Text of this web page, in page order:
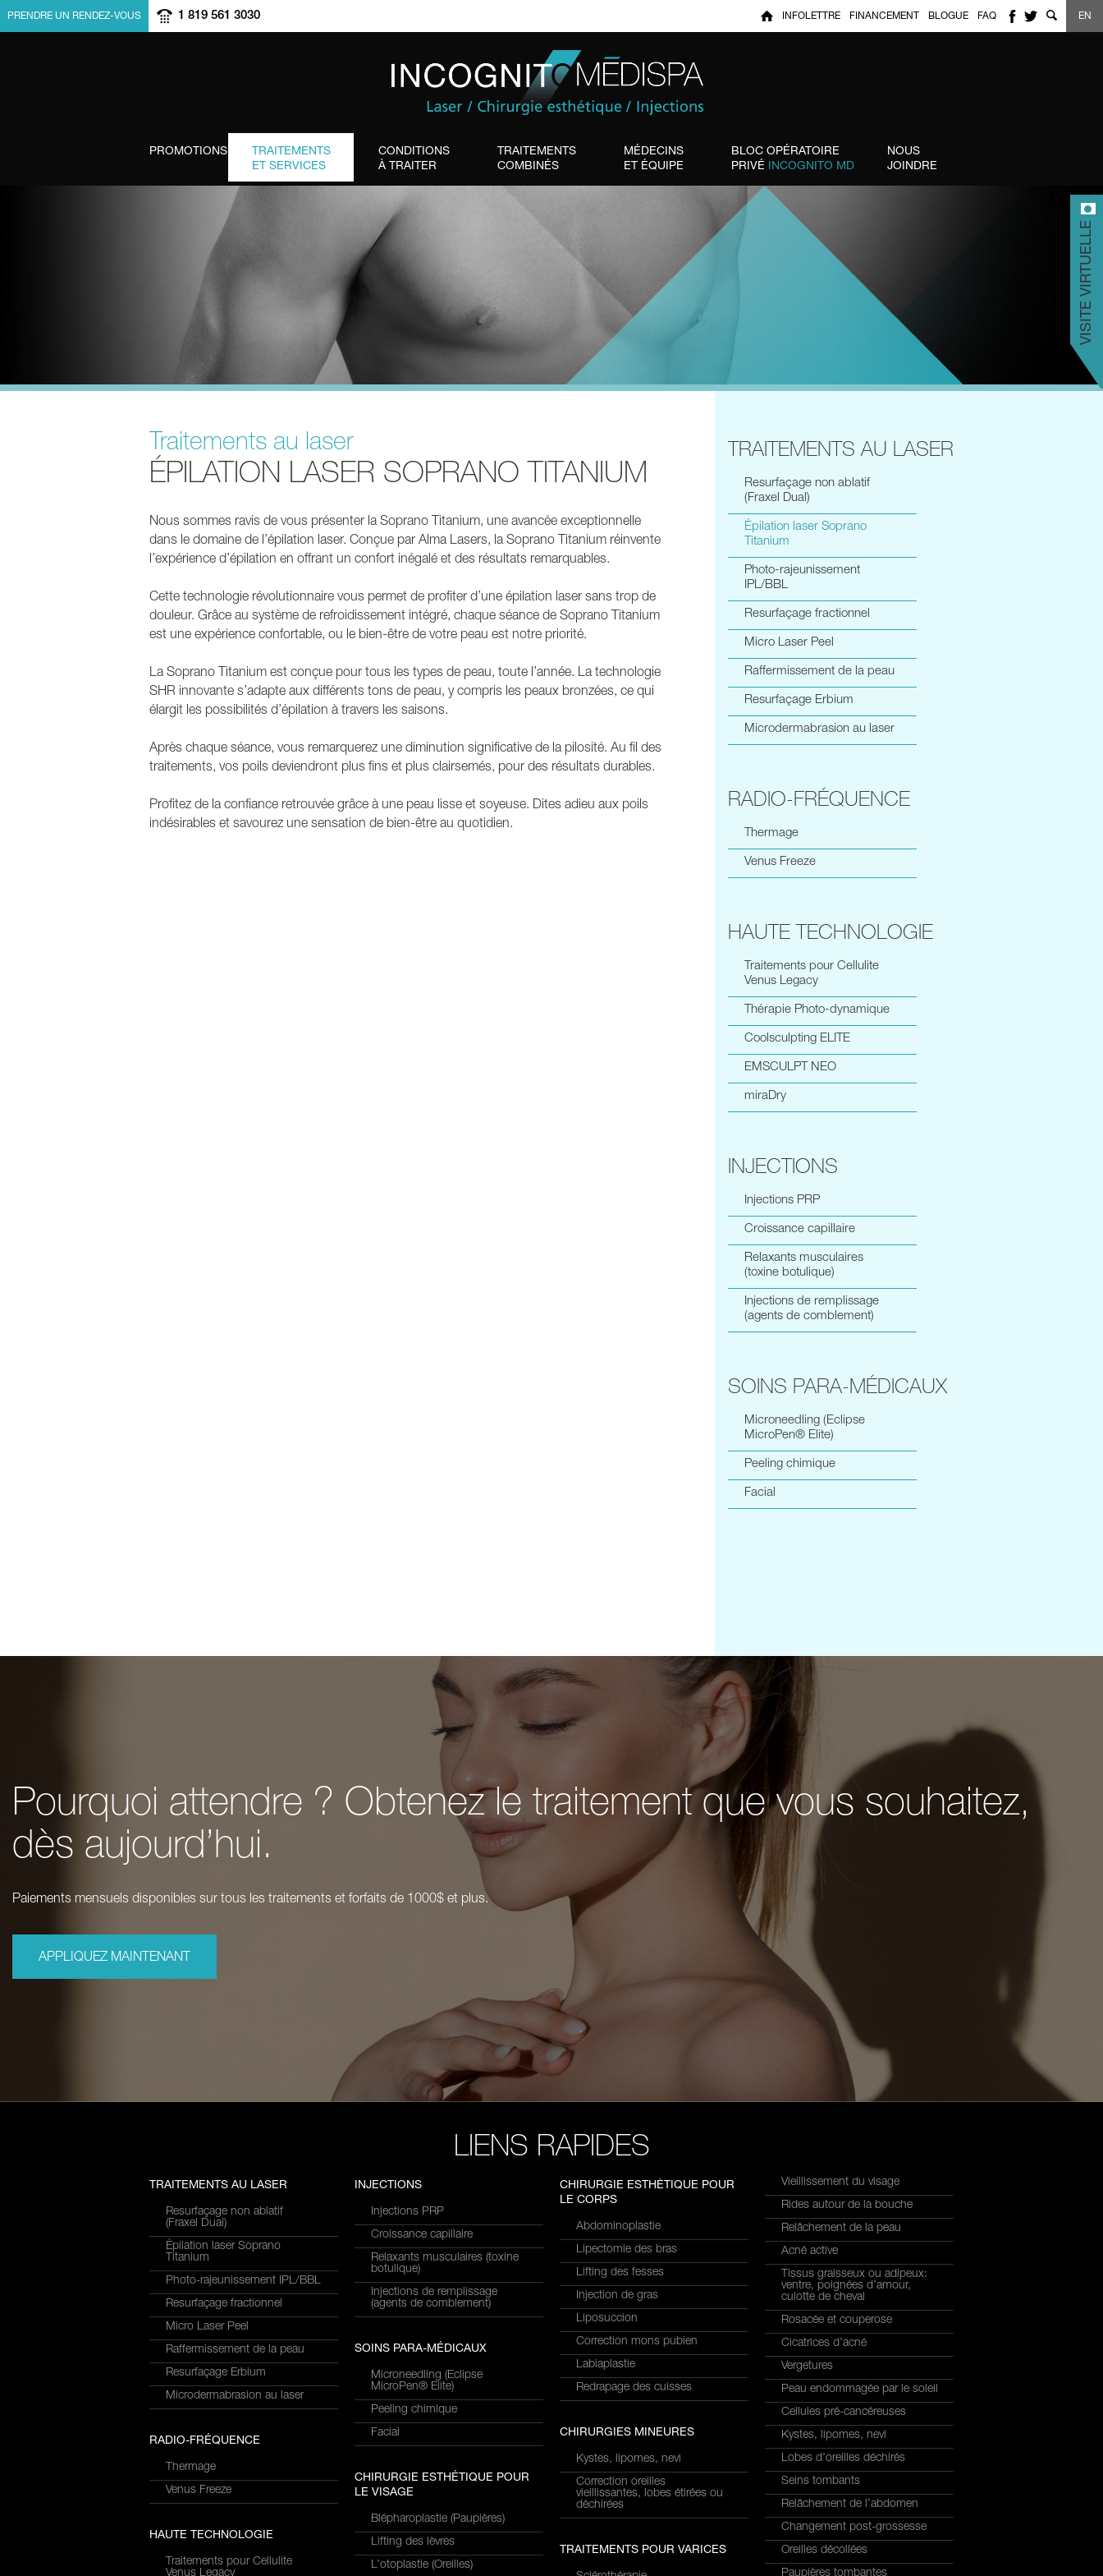
PROMOTIONS
TRAITEMENTS
ET SERVICES
CONDITIONS
À TRAITER
TRAITEMENTS
COMBINÉS
MÉDECINS
ET ÉQUIPE
BLOC OPÉRATOIRE
PRIVÉ INCOGNITO MD
NOUS
JOINDRE
INFOLETTRE FINANCEMENT BLOGUE FAQ
PRENDRE UN RENDEZ-VOUS 1 819 561 3030 EN
Traitements au laser
ÉPILATION LASER SOPRANO TITANIUM
Nous sommes ravis de vous présenter la Soprano Titanium, une avancée exceptionnelle
dans le domaine de l’épilation laser. Conçue par Alma Lasers, la Soprano Titanium réinvente
l’expérience d’épilation en offrant un confort inégalé et des résultats remarquables.
Cette technologie révolutionnaire vous permet de profiter d’une épilation laser sans trop de
douleur. Grâce au système de refroidissement intégré, chaque séance de Soprano Titanium
est une expérience confortable, ou le bien-être de votre peau est notre priorité.
La Soprano Titanium est conçue pour tous les types de peau, toute l’année. La technologie
SHR innovante s’adapte aux différents tons de peau, y compris les peaux bronzées, ce qui
élargit les possibilités d’épilation à travers les saisons.
Après chaque séance, vous remarquerez une diminution significative de la pilosité. Au fil des
traitements, vos poils deviendront plus fins et plus clairsemés, pour des résultats durables.
Profitez de la confiance retrouvée grâce à une peau lisse et soyeuse. Dites adieu aux poils
indésirables et savourez une sensation de bien-être au quotidien.
TRAITEMENTS AU LASER
Resurfaçage non ablatif
(Fraxel Dual)
Épilation laser Soprano
Titanium
Photo-rajeunissement
IPL/BBL
Resurfaçage fractionnel
Micro Laser Peel
Raffermissement de la peau
Resurfaçage Erbium
Microdermabrasion au laser
RADIO-FRÉQUENCE
Thermage
Venus Freeze
HAUTE TECHNOLOGIE
Traitements pour Cellulite
Venus Legacy
Thérapie Photo-dynamique
Coolsculpting ELITE
EMSCULPT NEO
miraDry
INJECTIONS
Injections PRP
Croissance capillaire
Relaxants musculaires
(toxine botulique)
Injections de remplissage
(agents de comblement)
SOINS PARA-MÉDICAUX
Microneedling (Eclipse
MicroPen® Elite)
Peeling chimique
Facial
Pourquoi attendre ? Obtenez le traitement que vous souhaitez,
dès aujourd’hui.
Paiements mensuels disponibles sur tous les traitements et forfaits de 1000$ et plus.
APPLIQUEZ MAINTENANT
LIENS RAPIDES
TRAITEMENTS AU LASER
Resurfaçage non ablatif
(Fraxel Dual)
Épilation laser Soprano
Titanium
Photo-rajeunissement IPL/BBL
Resurfaçage fractionnel
Micro Laser Peel
Raffermissement de la peau
Resurfaçage Erbium
Microdermabrasion au laser
RADIO-FRÉQUENCE
Thermage
Venus Freeze
HAUTE TECHNOLOGIE
Traitements pour Cellulite
Venus Legacy
INJECTIONS
Injections PRP
Croissance capillaire
Relaxants musculaires (toxine
botulique)
Injections de remplissage
(agents de comblement)
SOINS PARA-MÉDICAUX
Microneedling (Eclipse
MicroPen® Elite)
Peeling chimique
Facial
CHIRURGIE ESTHÉTIQUE POUR
LE VISAGE
Blépharoplastie (Paupières)
Lifting des lèvres
L’otoplastie (Oreilles)
CHIRURGIE ESTHÉTIQUE POUR
LE CORPS
Abdominoplastie
Lipectomie des bras
Lifting des fesses
Injection de gras
Liposuccion
Correction mons pubien
Labiaplastie
Redrapage des cuisses
CHIRURGIES MINEURES
Kystes, lipomes, nevi
Correction oreilles
vieillissantes, lobes étirées ou
déchirées
TRAITEMENTS POUR VARICES
Vieillissement du visage
Rides autour de la bouche
Relâchement de la peau
Acné active
Tissus graisseux ou adipeux:
ventre, poignées d’amour,
culotte de cheval
Rosacée et couperose
Cicatrices d’acné
Vergetures
Peau endommagée par le soleil
Cellules pré-cancéreuses
Kystes, lipomes, nevi
Lobes d’oreilles déchirés
Seins tombants
Relâchement de l’abdomen
Changement post-grossesse
Oreilles décollées
Paupières tombantes
VISITE VIRTUELLE